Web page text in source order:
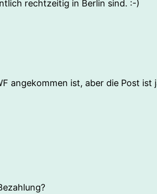
rechtzeitig in Berlin sind. :-)
angekommen ist, aber die Post